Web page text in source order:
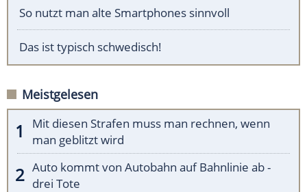
So nutzt man alte Smartphones sinnvoll
Das ist typisch schwedisch!
Meistgelesen
Mit diesen Strafen muss man rechnen, wenn
man geblitzt wird
Auto kommt von Autobahn auf Bahnlinie ab -
drei Tote